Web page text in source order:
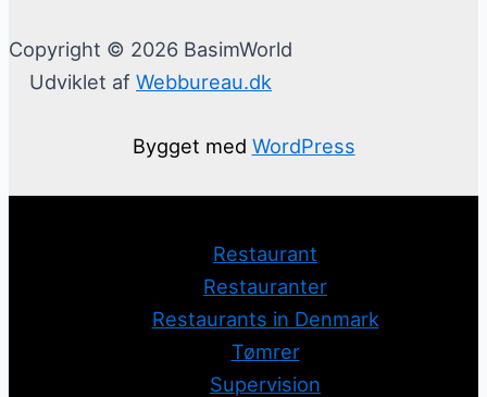
Copyright © 2026 BasimWorld
Udviklet af Webbureau.dk
Bygget med WordPress
Restaurant
Restauranter
Restaurants in Denmark
Tømrer
Supervision